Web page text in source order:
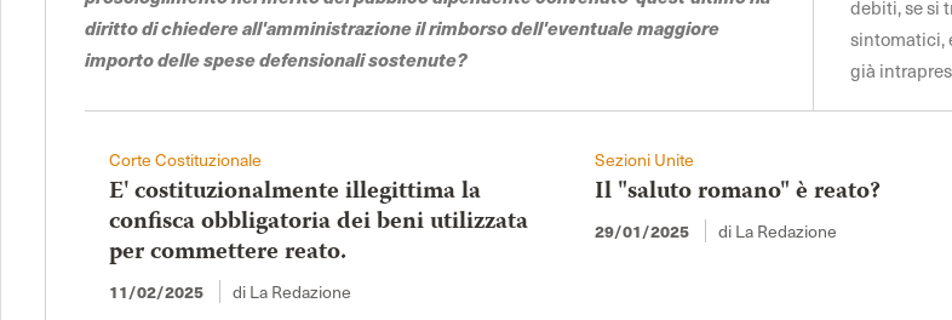
diritto di chiedere all'amministrazione il rimborso dell'eventuale maggiore
importo delle spese defensionali sostenute?
debiti, se si
sintomatici,
già
Corte Costituzionale
E' costituzionalmente illegittima la
confisca obbligatoria dei beni utilizzata
per commettere reato.
11/02/2025 di La Redazione
Sezioni Unite
Il "saluto romano" è reato?
29/01/2025 di La Redazione